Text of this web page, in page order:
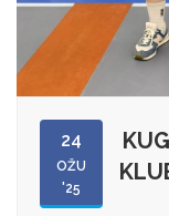
24
OŽU
'25